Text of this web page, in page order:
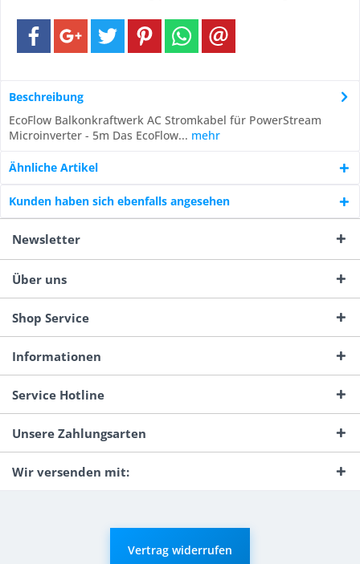
Beschreibung
EcoFlow Balkonkraftwerk AC Stromkabel für PowerStream
Microinverter - 5m Das EcoFlow... mehr
Ähnliche Artikel
Kunden haben sich ebenfalls angesehen
Newsletter
Über uns
Shop Service
Informationen
Service Hotline
Unsere Zahlungsarten
Wir versenden mit:
Vertrag widerrufen